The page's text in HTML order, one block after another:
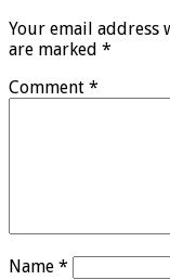
Your email address
are marked *
Comment *
Name *